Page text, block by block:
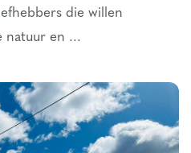
die willen
natuur en ...